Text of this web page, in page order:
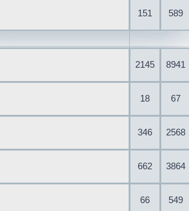
151 589
2145 8941
18 67
346 2568
662 3864
66 549